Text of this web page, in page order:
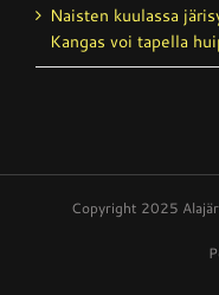
Naisten kuulassa
Kangas voi tapella
Copyright 2025